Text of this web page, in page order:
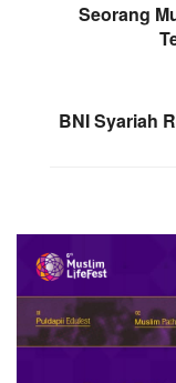
Seorang
BNI Syariah